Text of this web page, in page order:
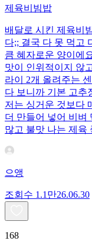
제육비빔밥
배달로 시킨 제육비
다;; 결국 다 못 먹고
큼 혜자로운 양이에
맛이 인위적이지 않
라이 2개 올려주는
다 보니까 기본 고추
저는 싱거운 것보다
더 만들어 넣어 비벼
많고 불맛 나는 제육
으앵
조회수 1.1만26.06.30
168